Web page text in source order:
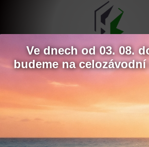
Hydrokov
Matiční jezero po
Ve dnech od 03. 08.
budeme na